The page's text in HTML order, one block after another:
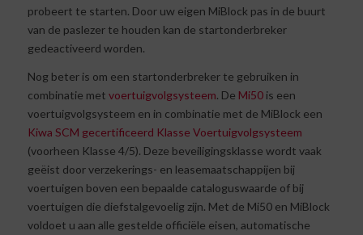
probeert te starten. Door uw eigen MiBlock pas in de buurt
van de paslezer te houden kan de startonderbreker
gedeactiveerd worden.
Nog beter is om een startonderbreker te gebruiken in
combinatie met voertuigvolgsysteem. De Mi50is een
voertuigvolgsysteem en in combinatie met de MiBlock een
Kiwa SCM gecertificeerd Klasse Voertuigvolgsysteem
(voorheen Klasse 4/5). Deze beveiligingsklasse wordt vaak
geëist door verzekerings- en leasemaatschappijen bij
voertuigen boven een bepaalde cataloguswaarde of bij
voertuigen die diefstalgevoelig zijn. Met de Mi50 en MiBlock
voldoet u aan alle gestelde officiële eisen, automatische